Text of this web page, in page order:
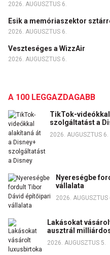
2026. AUGUSZTUS 6.
Esik a memóriaszektor
2026. AUGUSZTUS 6.
Veszteséges a WizzAir
2026. AUGUSZTUS 6.
A 100 LEGGAZDAGABB
TikTok-videókkal
szolgáltatást a
2026. AUGUSZTUS 6.
Nyereségbe
vállalata
2026. AUGUSZTUS
Lakásokat
ausztrál
2026. AUGUSZTUS 5.